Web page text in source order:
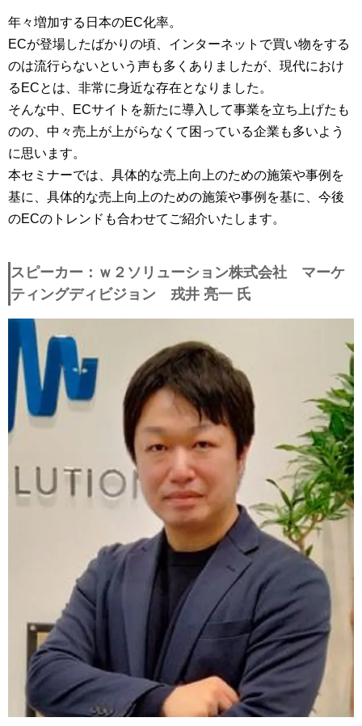
年々増加する日本のEC化率。
ECが登場したばかりの頃、インターネットで買い物をする
のは流行らないという声も多くありましたが、現代におけ
るECとは、非常に身近な存在となりました。
そんな中、ECサイトを新たに導入して事業を立ち上げたも
のの、中々売上が上がらなくて困っている企業も多いよう
に思います。
本セミナーでは、具体的な売上向上のための施策や事例を
基に、具体的な売上向上のための施策や事例を基に、今後
のECのトレンドも合わせてご紹介いたします。
スピーカー：ｗ２ソリューション株式会社 マーケ
ティングディビジョン 戎井 亮一 氏